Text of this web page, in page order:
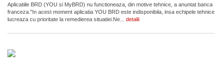
Aplicatiile BRD (YOU si MyBRD) nu functioneaza, din motive tehnice, a anuntat banca
franceza."In acest moment aplicatia YOU BRD este indisponibila, insa echipele tehnice
lucreaza cu prioritate la remedierea situatiei.Ne... detalii